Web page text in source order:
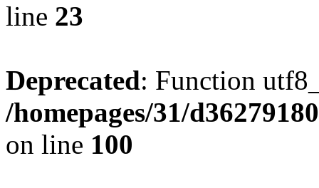
line 23
Deprecated: Function
/homepages/31/
on line 100